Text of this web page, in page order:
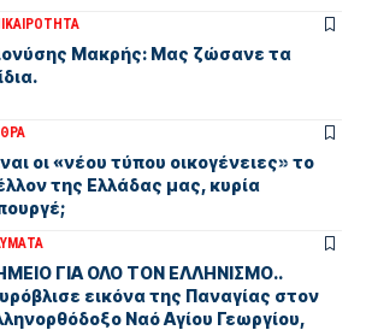
Μακρής: Μας ζώσανε τα
οι «νέου τύπου οικογένειες» το
της Ελλάδας μας, κυρία
ΓΙΑ ΟΛΟ ΤΟΝ ΕΛΛΗΝΙΣΜΟ..
εικόνα της Παναγίας στον
Ναό Αγίου Γεωργίου,